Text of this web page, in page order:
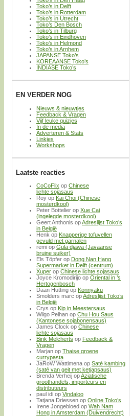
Toko’s in Delft
Toko’s in Rotterdam
Toko’s in Utrecht
Toko’s Den Bosch
Toko’s in Tilburg
Toko’s in Eindhoven
Toko’s in Helmond
Toko’s in Arnhem
JAPANSE Toko’s
KOREAANSE Toko’s
INDIASE Toko’s
EN VERDER NOG
Nieuws & nieuwtjes
Feedback & Vragen
Vijf leuke quizjes
In de media
Adverteren & Stats
Linkjes
Workshops
Laatste reacties
CoCoFlix op Chinese
lichte sojasaus
Roy op Kai Choi (Chinese
mosterdkool)
Peter Bottelier op Xue Cai
(ingelegde mosterdkool)
Geert Anthonis opAdreslijst Toko’s
in België
Henk op Knapperige tofuvellen
gevuld met garnalen
remi op Gula djawa (Javaanse
bruine suiker)
Els Töpfer op Dong Nan Hang
Supermarket in Delft (centrum)
Xuper op Chinese lichte sojasaus
Joyce Kromodirijo op Oriental in ’s
Hertogenbosch
Daan Hutting op Konnyaku
Smolders marc opAdreslijst Toko’s
in België
Crys op Kip in Meestersaus
Wilgo Pelhan op Chu Hou Saus
(Kantonese sojabonensaus)
James Clock op Chinese
lichte sojasaus
Bink Melcherts op Feedback &
Vragen
Marjan op Thaise groene
currypasta
JaRoW Wattimena op Saté kambing
(saté van geit met ketjapsaus)
Brenda Verheij opAziatische
groothandels, importeurs en
distributeurs
paul idi op Vindaloo
Tatjana Driessen op Online Toko’s
Irene Jongebloed op Wah Nam
Hong in Amsterdam (Duivendrecht)